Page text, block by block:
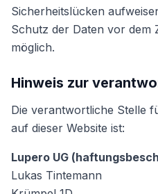
Sicherheitslücken
Schutz der Daten vor dem
möglich.
Hinweis zur
Die verantwortliche Stelle
auf dieser Website ist:
Lupero UG
Lukas Tintemann